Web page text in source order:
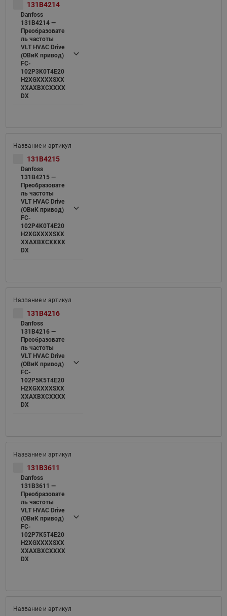
131B4214
Danfoss
131B4214 —
Преобразовате
ль частоты
VLT HVAC Drive
(ОВиК привод)
FC-
102P3K0T4E20
H2XGXXXXSXX
XXAXBXCXXXX
DX
131B4215
Danfoss
131B4215 —
Преобразовате
ль частоты
VLT HVAC Drive
(ОВиК привод)
FC-
102P4K0T4E20
H2XGXXXXSXX
XXAXBXCXXXX
DX
131B4216
Danfoss
131B4216 —
Преобразовате
ль частоты
VLT HVAC Drive
(ОВиК привод)
FC-
102P5K5T4E20
H2XGXXXXSXX
XXAXBXCXXXX
DX
131B3611
Danfoss
131B3611 —
Преобразовате
ль частоты
VLT HVAC Drive
(ОВиК привод)
FC-
102P7K5T4E20
H2XGXXXXSXX
XXAXBXCXXXX
DX